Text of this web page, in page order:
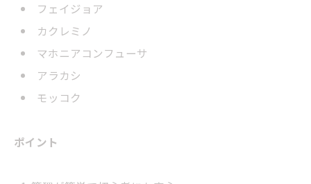
フェイジョア
カクレミノ
マホニアコンフューサ
アラカシ
モッコク
ポイント